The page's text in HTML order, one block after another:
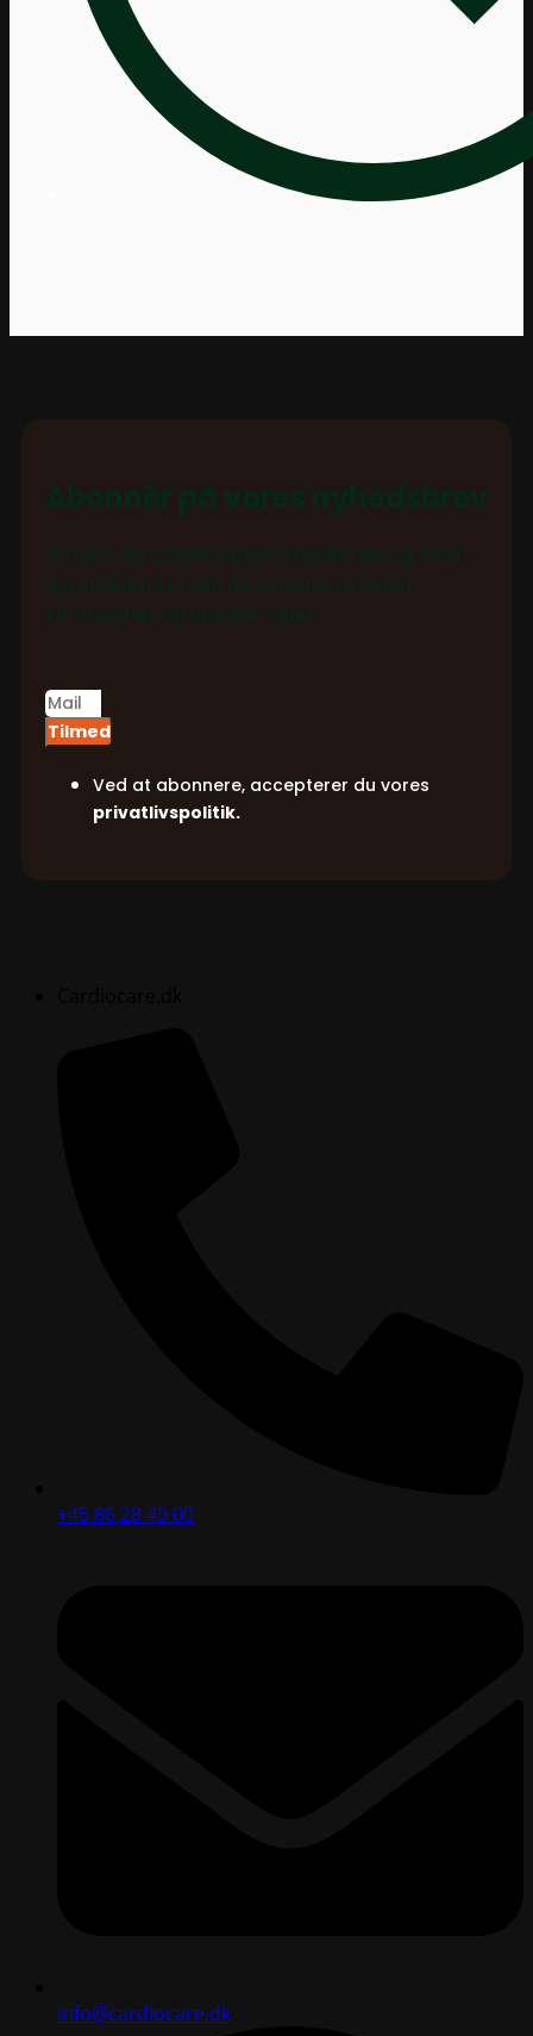
Abonnér på vores nyhedsbrev
Tilmeld dig Cardiocares nyhedsbrev, og hold
dig opdateret med de seneste nyheder,
kampagner og opdateringer.
Tilmed
Ved at abonnere, accepterer du vores
privatlivspolitik.
+45 86 28 49 00
info@cardiocare.dk